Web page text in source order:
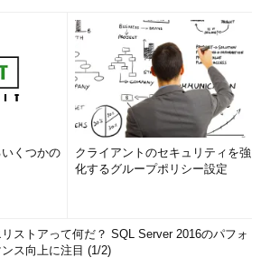
くつかの
クライアントのセキュリティを強
化するグループポリシー設定
リストアって何だ？ SQL Server 2016のパフォ
ンス向上に注目 (1/2)